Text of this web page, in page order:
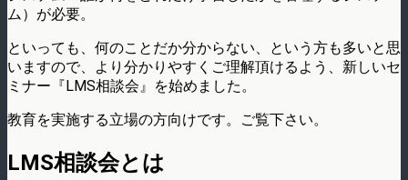
ム）が必要。
といっても、何のことだか分からない、という方も多いと思
いますので、より分かりやすくご理解頂けるよう、新しいセ
ミナー『LMS相談会』を始めました。
教育を実施する立場の方向けです。ご覧下さい。
LMS相談会とは